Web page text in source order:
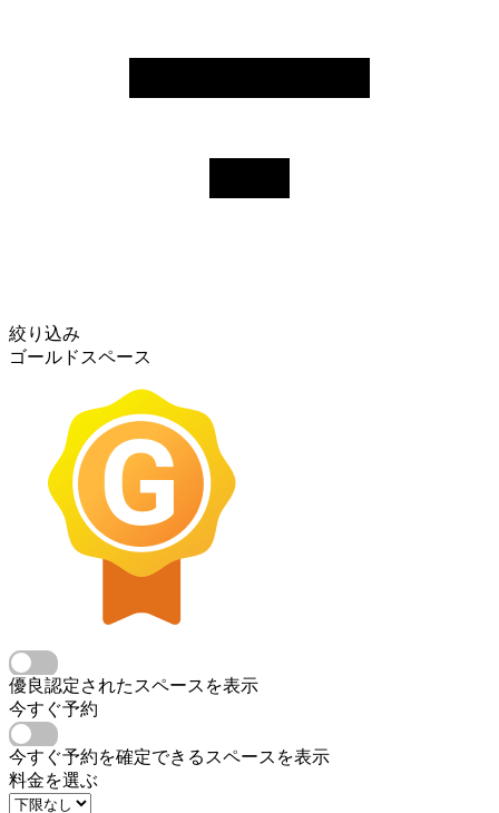
絞り込み
ゴールドスペース
優良認定されたスペースを表示
今すぐ予約
今すぐ予約を確定できるスペースを表示
料金を選ぶ